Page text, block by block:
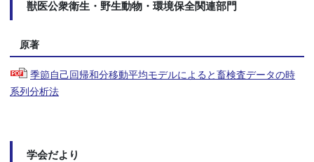
獣医公衆衛生・野生動物・環境保全関連部門
原著
季節自己回帰和分移動平均モデルによると畜検査データの時
系列分析法
学会だより